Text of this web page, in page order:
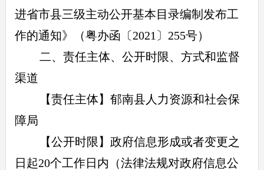
进省市县三级主动公开基本目录编制发布工
作的通知》（粤办函〔2021〕255号）
二、责任主体、公开时限、方式和监督
渠道
【责任主体】郁南县人力资源和社会保
障局
【公开时限】政府信息形成或者变更之
日起20个工作日内（法律法规对政府信息公